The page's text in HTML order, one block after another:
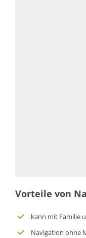
Vorteile von
kann mit Familie
Navigation ohne